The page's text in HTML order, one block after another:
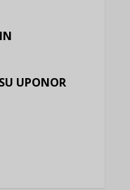
UPONOR